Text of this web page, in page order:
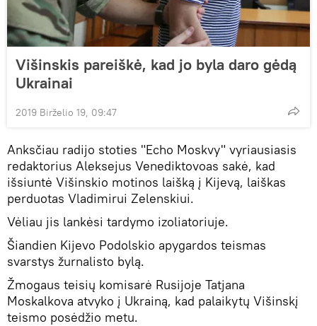
Višinskis pareiškė, kad jo byla daro gėdą
Ukrainai
2019 Birželio 19, 09:47
Anksčiau radijo stoties "Echo Moskvy" vyriausiasis
redaktorius Aleksejus Venediktovoas sakė, kad
išsiuntė Višinskio motinos laišką į Kijevą, laiškas
perduotas Vladimirui Zelenskiui.
Vėliau jis lankėsi tardymo izoliatoriuje.
Šiandien Kijevo Podolskio apygardos teismas
svarstys žurnalisto bylą.
Žmogaus teisių komisarė Rusijoje Tatjana
Moskalkova atvyko į Ukrainą, kad palaikytų Višinskį
teismo posėdžio metu.